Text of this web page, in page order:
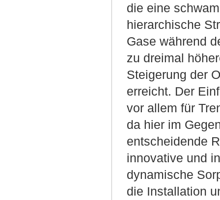
die eine
hierarchische
Gase während
zu dreimal
Steigerung der
erreicht. Der
vor allem für
da hier im
entscheidende
innovative und
dynamische
die Installation